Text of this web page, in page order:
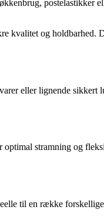
postelastikker
kvalitet og holdbarhed.
eller lignende sikkert
stramning og
til en række